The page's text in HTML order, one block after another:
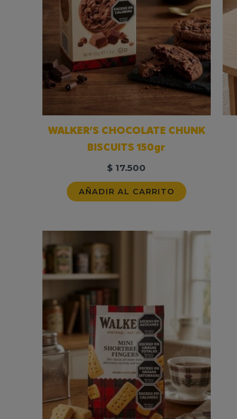
WALKER’S CHOCOLATE CHUNK
BISCUITS 150gr
$ 17.500
AÑADIR AL CARRITO